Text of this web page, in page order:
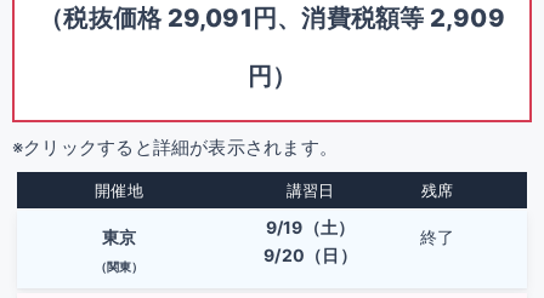
（税抜価格 29,091円、消費税額等 2,909
円）
※クリックすると詳細が表示されます。
開催地 講習日 残席
東京
（関東）
9/19（土）
9/20（日）
終了